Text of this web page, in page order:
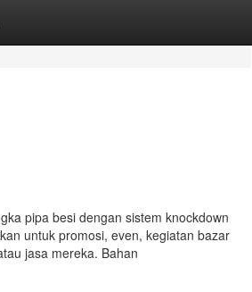
pipa besi dengan sistem knockdown
untuk promosi, even, kegiatan bazar
jasa mereka. Bahan